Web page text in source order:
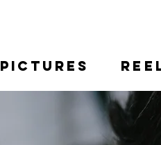
PICTURES